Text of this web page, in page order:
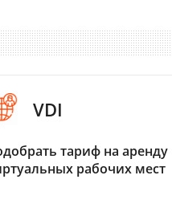
VDI
тариф на аренду
рабочих мест